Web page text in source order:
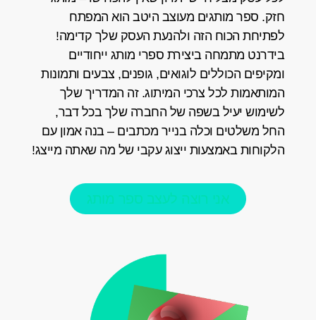
חזק. ספר מותגים מעוצב היטב הוא המפתח
לפתיחת הכוח הזה ולהנעת העסק שלך קדימה!
בידרנט מתמחה ביצירת ספרי מותג ייחודיים
ומקיפים הכוללים לוגואים, גופנים, צבעים ותמונות
המותאמות לכל צרכי המיתוג. זה המדריך שלך
לשימוש יעיל בשפה של החברה שלך בכל דבר,
החל משלטים וכלה בנייר מכתבים – בנה אמון עם
הלקוחות באמצעות ייצוג עקבי של מה שאתה מייצג!
אני רוצה לעצב ספר מותג